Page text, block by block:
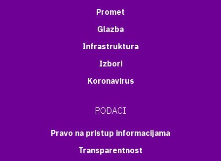
Promet
Glazba
Infrastruktura
Izbori
Koronavirus
PODACI
Pravo na pristup informacijama
Transparentnost